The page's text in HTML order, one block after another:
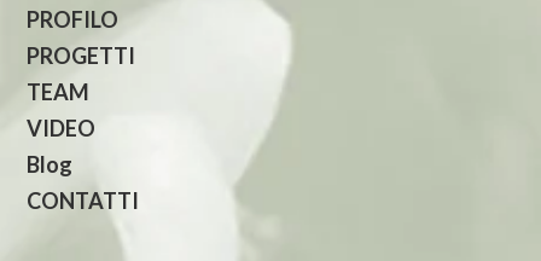
PROFILO
PROGETTI
TEAM
VIDEO
Blog
CONTATTI